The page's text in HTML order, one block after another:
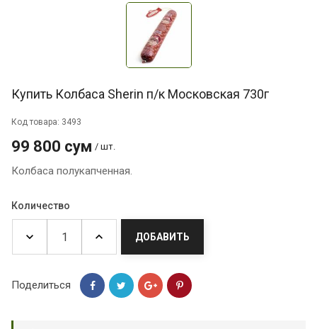
Купить Колбаса Sherin п/к Московская 730г
Код товара: 3493
99 800 сум / шт.
Колбаса полукапченная.
Количество
ДОБАВИТЬ
Поделиться